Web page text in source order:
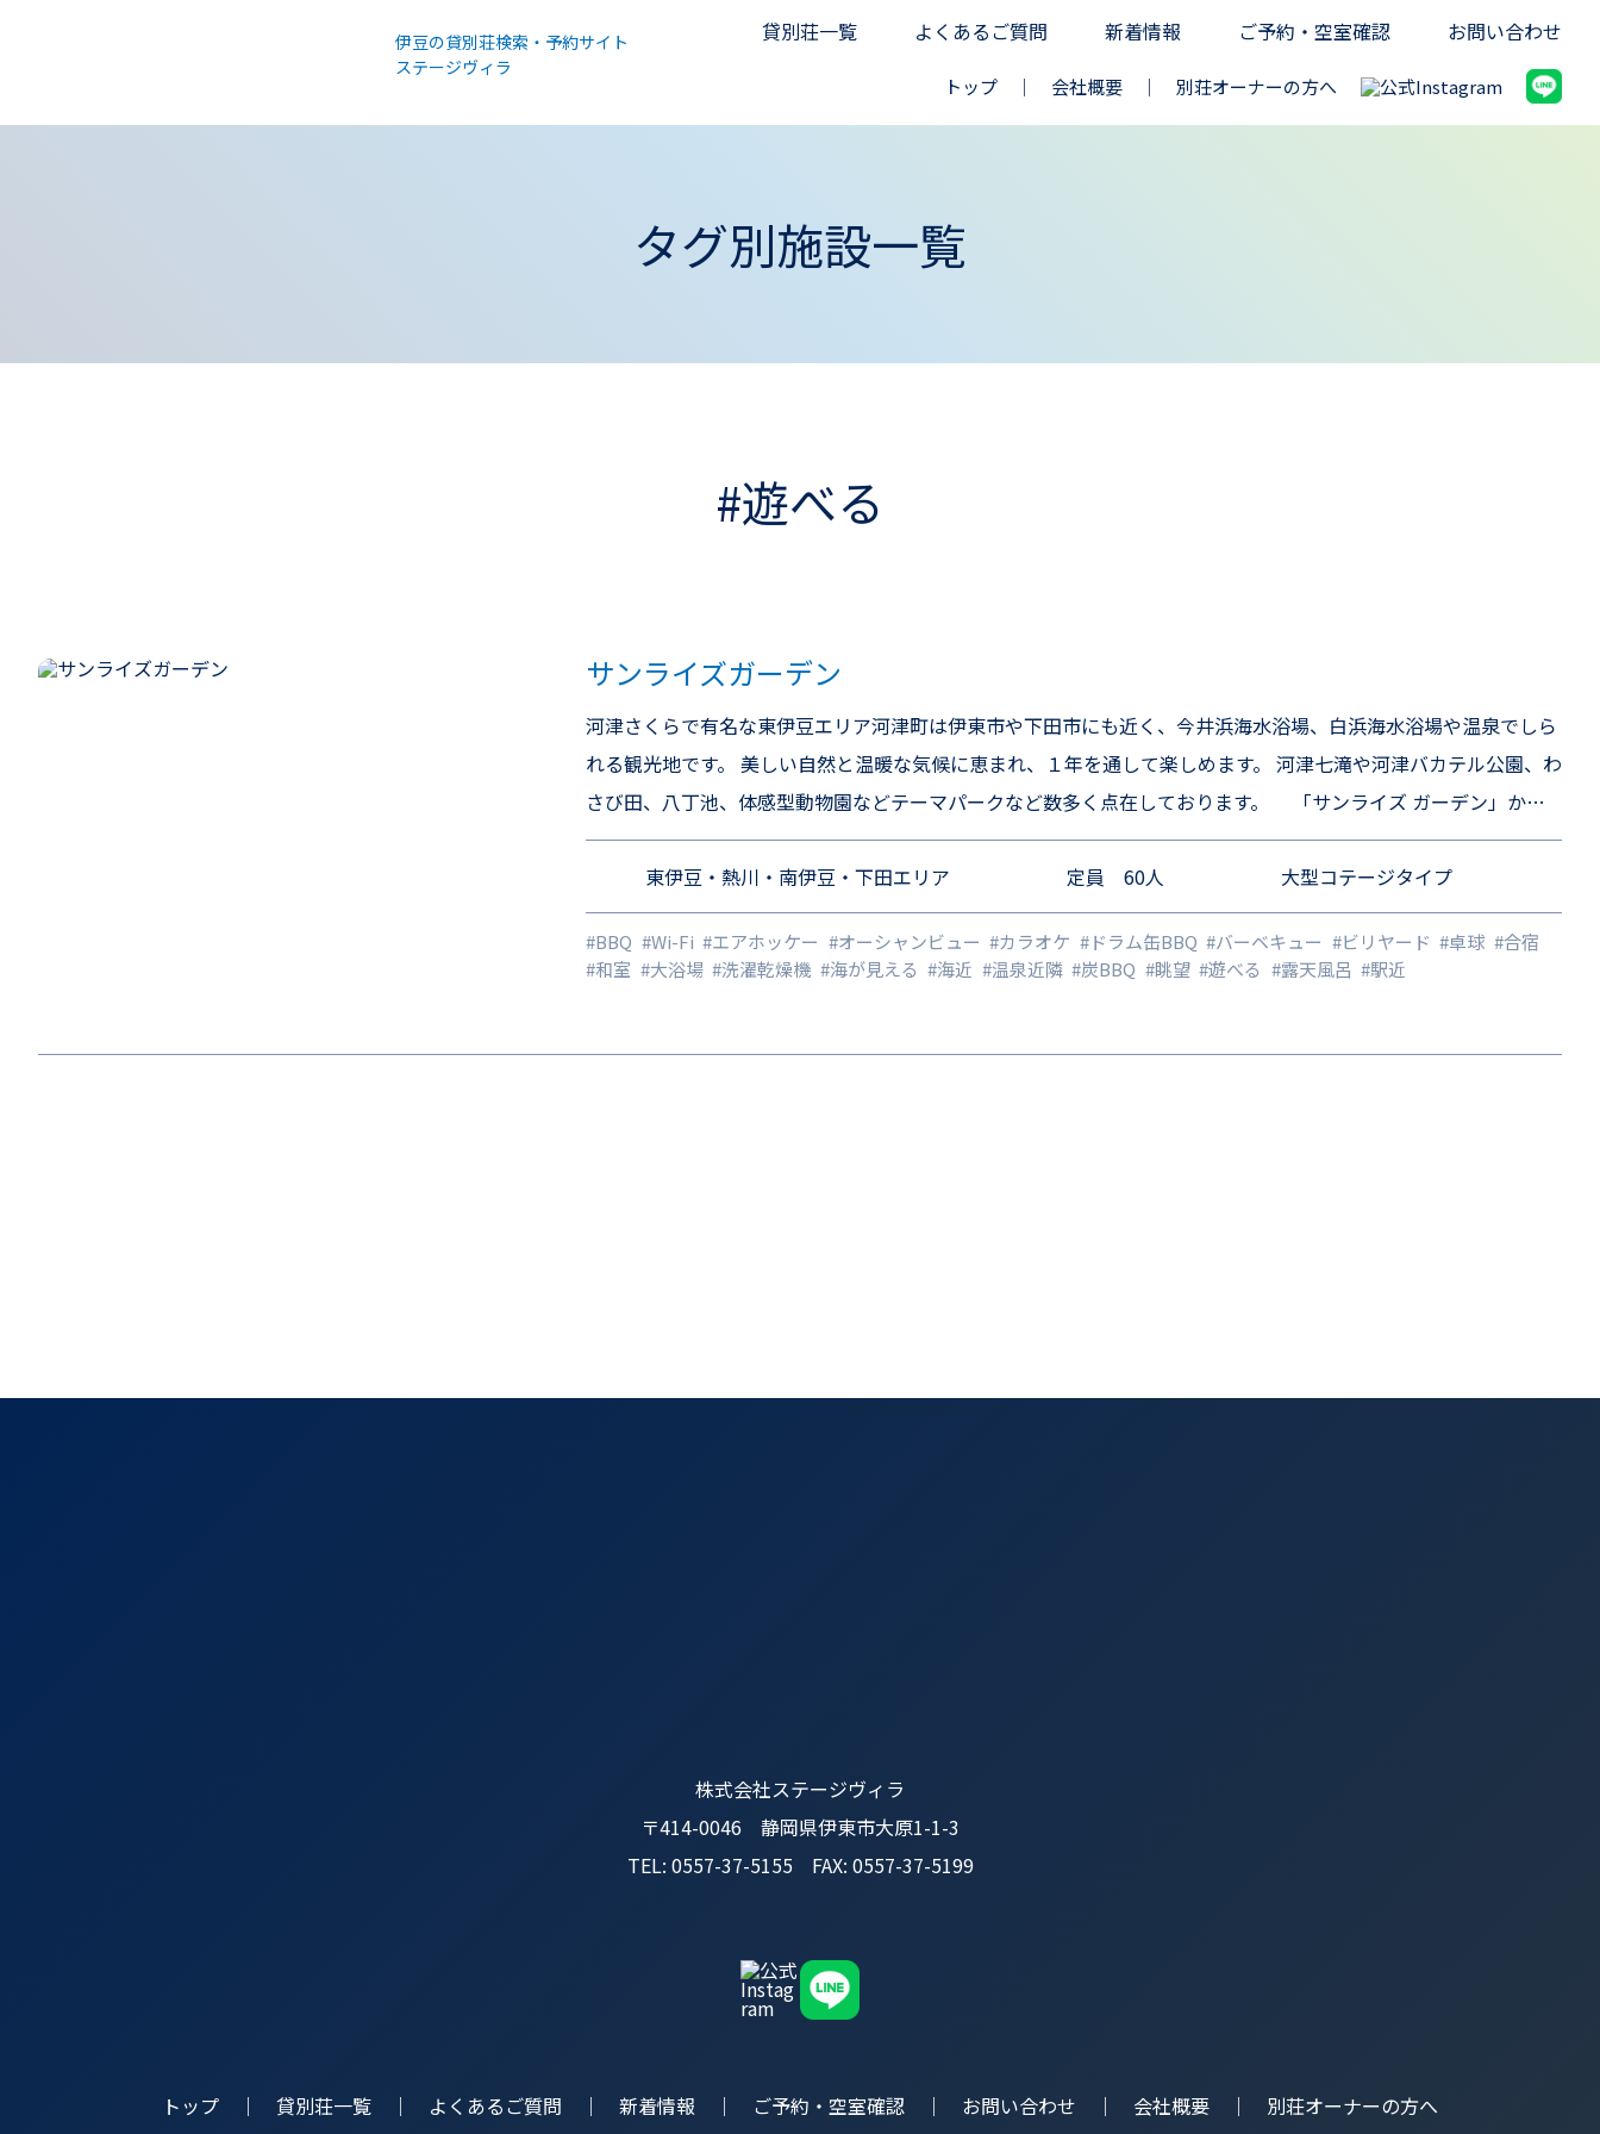
伊豆の貸別荘検索・予約サイト
ステージヴィラ
貸別荘一覧 よくあるご質問 新着情報 ご予約・空室確認 お問い合わせ
トップ 会社概要 別荘オーナーの方へ
タグ別施設一覧
#遊べる
サンライズガーデン
河津さくらで有名な東伊豆エリア河津町は伊東市や下田市にも近く、今井浜海水浴場、白浜海水浴場や温泉でしら
れる観光地です。 美しい自然と温暖な気候に恵まれ、１年を通して楽しめます。 河津七滝や河津バカテル公園、わ
さび田、八丁池、体感型動物園などテーマパークなど数多く点在しております。 「サンライズ ガーデン」から
今井浜海水浴場まで徒歩7分の好立地！ 滞在中の遊具も充実！！ カラオケ、卓球はもちろん、ビリヤード、エアホ
ッケー、バスケゲーム、テーブルサッカーなど多数取り揃えております♪ 仲間との楽しいひと時を満喫してくださ
い！ ※うっかり羽目を外し過ぎないようにはお気を付けください。
東伊豆・熱川・南伊豆・下田エリア 定員 60人 大型コテージタイプ
#BBQ #Wi-Fi #エアホッケー #オーシャンビュー #カラオケ #ドラム缶BBQ #バーベキュー #ビリヤード #卓球 #合宿
#和室 #大浴場 #洗濯乾燥機 #海が見える #海近 #温泉近隣 #炭BBQ #眺望 #遊べる #露天風呂 #駅近
株式会社ステージヴィラ
〒414-0046 静岡県伊東市大原1-1-3
TEL: 0557-37-5155 FAX: 0557-37-5199
トップ 貸別荘一覧 よくあるご質問 新着情報 ご予約・空室確認 お問い合わせ 会社概要 別荘オーナーの方へ